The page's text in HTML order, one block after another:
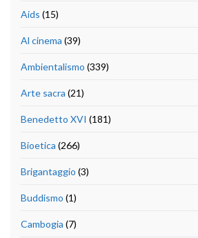
Aids (15)
Al cinema (39)
Ambientalismo (339)
Arte sacra (21)
Benedetto XVI (181)
Bioetica (266)
Brigantaggio (3)
Buddismo (1)
Cambogia (7)